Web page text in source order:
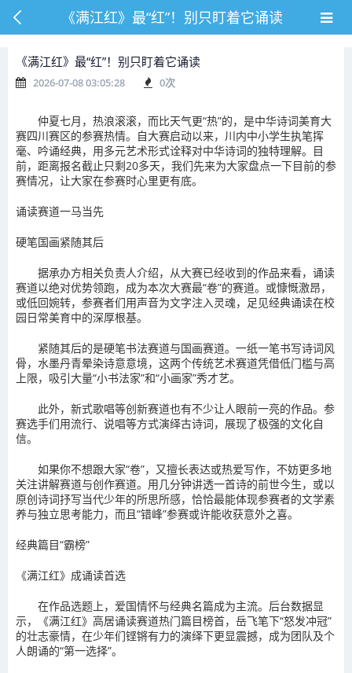
《满江红》最“红”！别只盯着它诵读
《满江红》最“红”！别只盯着它诵读
2026-07-08 03:05:28 0次
仲夏七月，热浪滚滚，而比天气更“热”的，是中华诗词美育大
赛四川赛区的参赛热情。自大赛启动以来，川内中小学生执笔挥
毫、吟诵经典，用多元艺术形式诠释对中华诗词的独特理解。目
前，距离报名截止只剩20多天，我们先来为大家盘点一下目前的参
赛情况，让大家在参赛时心里更有底。
诵读赛道一马当先
硬笔国画紧随其后
据承办方相关负责人介绍，从大赛已经收到的作品来看，诵读
赛道以绝对优势领跑，成为本次大赛最“卷”的赛道。或慷慨激昂，
或低回婉转，参赛者们用声音为文字注入灵魂，足见经典诵读在校
园日常美育中的深厚根基。
紧随其后的是硬笔书法赛道与国画赛道。一纸一笔书写诗词风
骨，水墨丹青晕染诗意意境，这两个传统艺术赛道凭借低门槛与高
上限，吸引大量“小书法家”和“小画家”秀才艺。
此外，新式歌唱等创新赛道也有不少让人眼前一亮的作品。参
赛选手们用流行、说唱等方式演绎古诗词，展现了极强的文化自
信。
如果你不想跟大家“卷”，又擅长表达或热爱写作，不妨更多地
关注讲解赛道与创作赛道。用几分钟讲透一首诗的前世今生，或以
原创诗词抒写当代少年的所思所感，恰恰最能体现参赛者的文学素
养与独立思考能力，而且“错峰”参赛或许能收获意外之喜。
经典篇目“霸榜”
《满江红》成诵读首选
在作品选题上，爱国情怀与经典名篇成为主流。后台数据显
示，《满江红》高居诵读赛道热门篇目榜首，岳飞笔下“怒发冲冠”
的壮志豪情，在少年们铿锵有力的演绎下更显震撼，成为团队及个
人朗诵的“第一选择”。